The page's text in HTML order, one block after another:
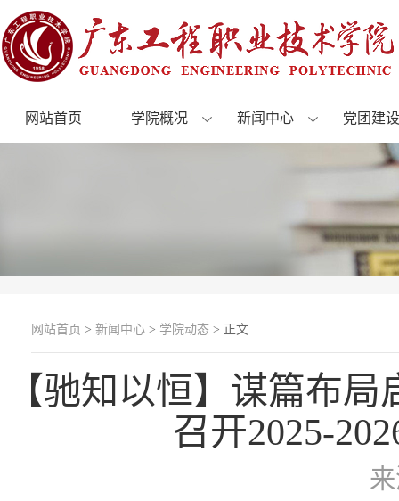
网站首页 学院概况 新闻中心 党团建设
网站首页 > 新闻中心 > 学院动态 > 正文
【驰知以恒】谋篇布
召开2025-